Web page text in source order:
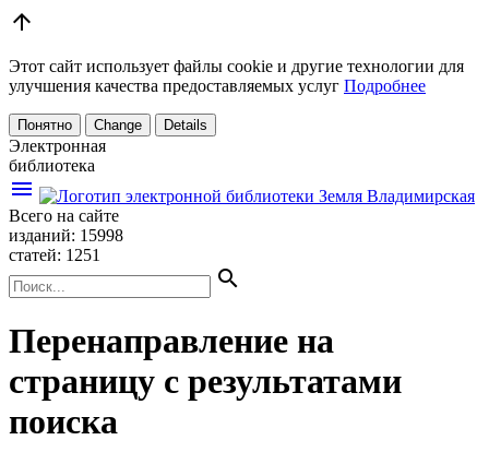
arrow_upward
Этот сайт использует файлы cookie и другие технологии для
улучшения качества предоставляемых услуг Подробнее
Понятно Change Details
Электронная
библиотека
menu
Всего на сайте
изданий: 15998
статей: 1251
search
Перенаправление на
страницу с результатами
поиска